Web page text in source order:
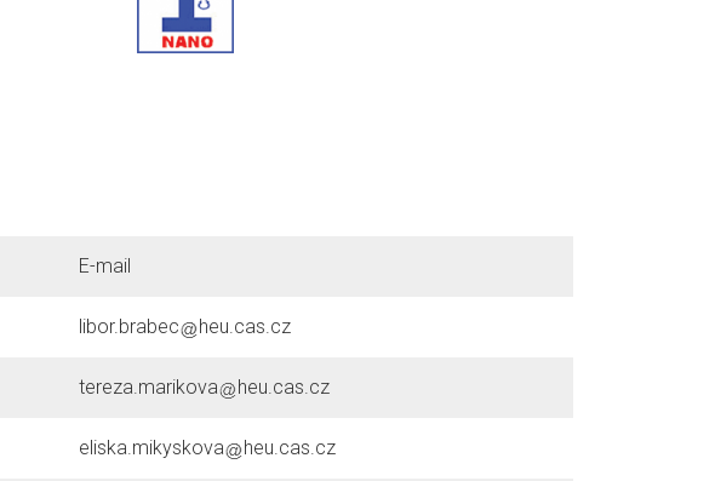
E-mail
libor.brabec heu.cas.cz
tereza.marikova heu.cas.cz
eliska.mikyskova heu.cas.cz